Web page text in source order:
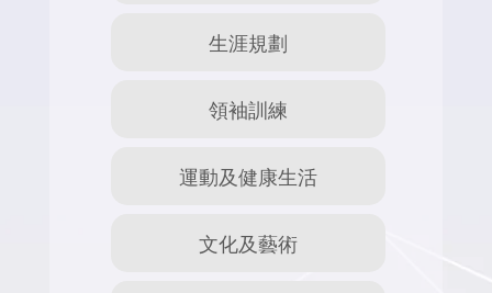
生涯規劃
領袖訓練
運動及健康生活
文化及藝術